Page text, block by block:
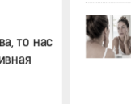
то нас